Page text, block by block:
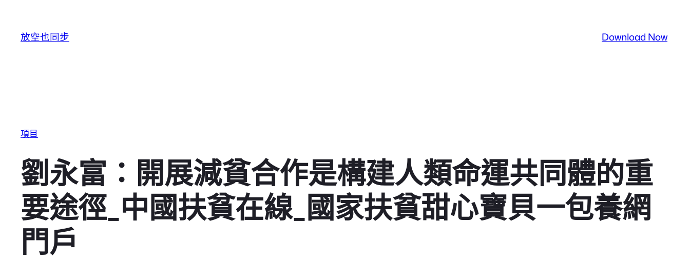
放空也同步 Download Now
項目
劉永富：開展減貧合作是構建人類命運共同體的重
要途徑_中國扶貧在線_國家扶貧甜心寶貝一包養網
門戶